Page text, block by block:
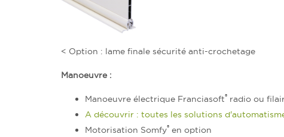
< Option : lame finale sécurité anti-crochetage
Manoeuvre :
Manoeuvre électrique Franciasoft® radio ou
A découvrir : toutes les solutions
Motorisation Somfy® en option